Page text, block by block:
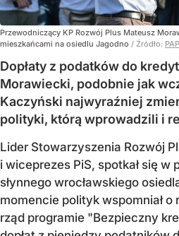
Przewodniczący KP Rozwój Plus Mateusz
mieszkańcami na osiedlu Jagodno / Źródło: PAP
Dopłaty z podatków do
Morawiecki, podobnie jak
Kaczyński najwyraźniej
polityki, którą wprowadzili i
Lider Stowarzyszenia Rozwój
i wiceprezes PiS, spotkał się w
słynnego wrocławskiego
momencie polityk wspomniał
rząd programie "Bezpieczny